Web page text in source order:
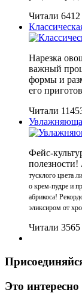
Читали 6412
Нарезка
важный
формы и
его
Читали
Фейс-
полезности!
тусклого цвета
о крем-пудре и
абрикоса!
эликсиром от
Читали 3565
Это интересно